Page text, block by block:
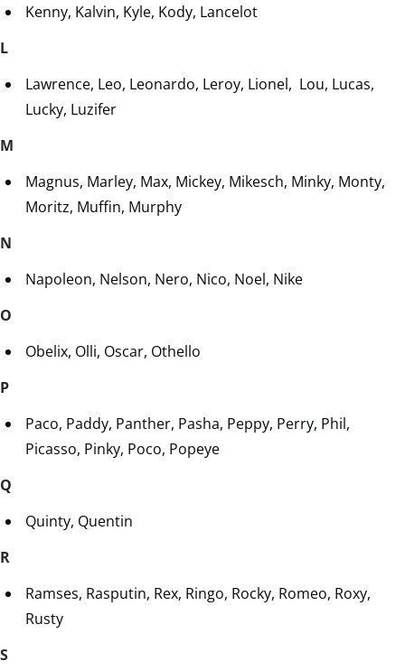
Kenny, Kalvin, Kyle, Kody, Lancelot
L
Lawrence, Leo, Leonardo, Leroy, Lionel, Lou, Lucas,
Lucky, Luzifer
M
Magnus, Marley, Max, Mickey, Mikesch, Minky, Monty,
Moritz, Muffin, Murphy
N
Napoleon, Nelson, Nero, Nico, Noel, Nike
O
Obelix, Olli, Oscar, Othello
P
Paco, Paddy, Panther, Pasha, Peppy, Perry, Phil,
Picasso, Pinky, Poco, Popeye
Q
Quinty, Quentin
R
Ramses, Rasputin, Rex, Ringo, Rocky, Romeo, Roxy,
Rusty
S